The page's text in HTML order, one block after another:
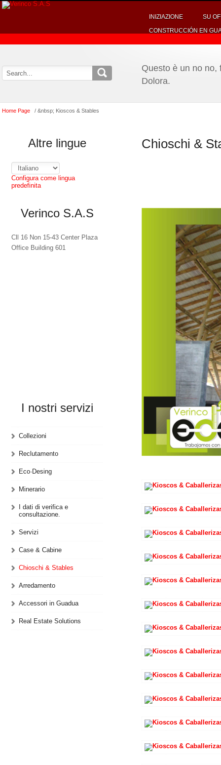
INIZIAZIONE
SU
CONSTRUCCIÓN EN
Questo è un no no,
Dolora.
Home Page / &nbsp; Kioscos & Stables
Altre lingue
Configura come lingua
predefinita
Verinco S.A.S
Cll 16 Non 15-43 Center Plaza
Office Building 601
I nostri servizi
Collezioni
Reclutamento
Eco·Desing
Minerario
I dati di verifica e
consultazione.
Servizi
Case & Cabine
Chioschi & Stables
Arredamento
Accessori in Guadua
Real Estate Solutions
Chioschi &